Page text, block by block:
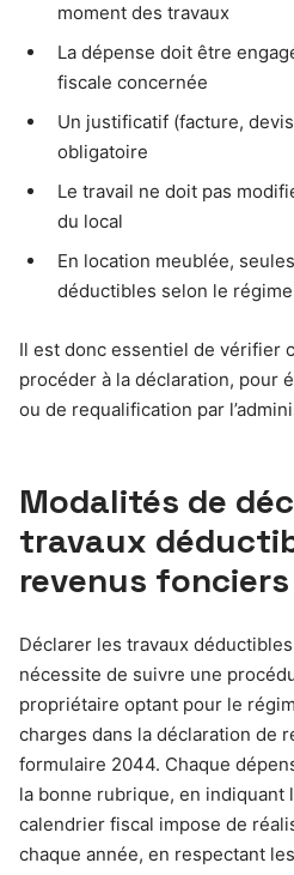
moment des travaux
La dépense doit être
fiscale concernée
Un justificatif (facture,
obligatoire
Le travail ne doit pas
du local
En location meublée,
déductibles selon le
Il est donc essentiel de vérifier
procéder à la déclaration, pour
ou de requalification par
Modalités de
travaux
revenus fonciers
Déclarer les travaux
nécessite de suivre une
propriétaire optant pour le
charges dans la déclaration de
formulaire 2044. Chaque
la bonne rubrique, en indiquant
calendrier fiscal impose de
chaque année, en respectant